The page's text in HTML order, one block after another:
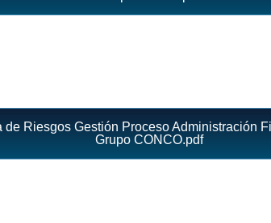
de Riesgos Gestión Proceso Administración
Grupo CONCO.pdf